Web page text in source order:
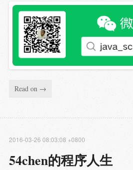
Read on →
54chen的程序人生
2016-03-26 08:03:08 +0800